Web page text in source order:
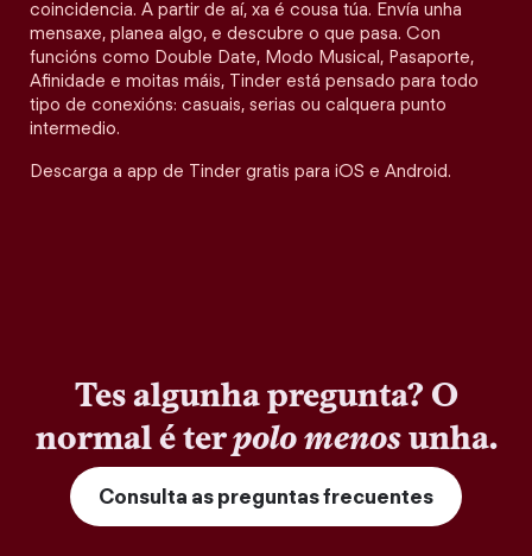
coincidencia. A partir de aí, xa é cousa túa. Envía unha
mensaxe, planea algo, e descubre o que pasa. Con
funcións como Double Date, Modo Musical, Pasaporte,
Afinidade e moitas máis, Tinder está pensado para todo
tipo de conexións: casuais, serias ou calquera punto
intermedio.
Descarga a app de Tinder gratis para iOS e Android.
Tes algunha pregunta? O
normal é terpolo menosunha.
Consulta as preguntas frecuentes